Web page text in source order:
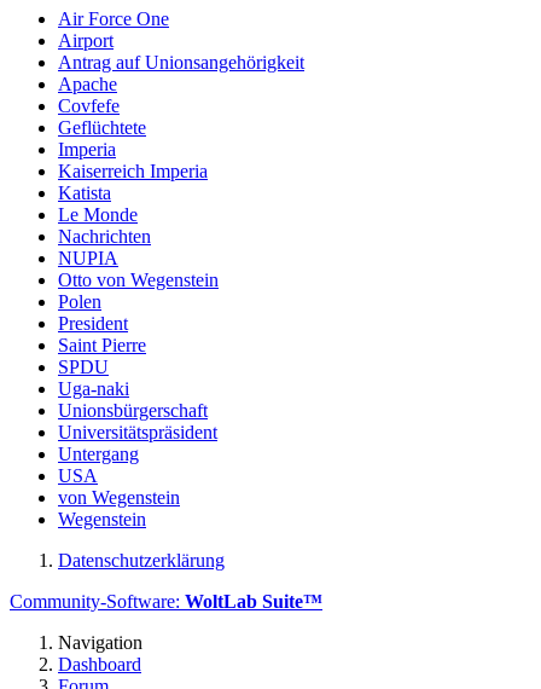
Air Force One
Airport
Antrag auf Unionsangehörigkeit
Apache
Covfefe
Geflüchtete
Imperia
Kaiserreich Imperia
Katista
Le Monde
Nachrichten
NUPIA
Otto von Wegenstein
Polen
President
Saint Pierre
SPDU
Uga-naki
Unionsbürgerschaft
Universitätspräsident
Untergang
USA
von Wegenstein
Wegenstein
Datenschutzerklärung
Community-Software: WoltLab Suite™
Navigation
Dashboard